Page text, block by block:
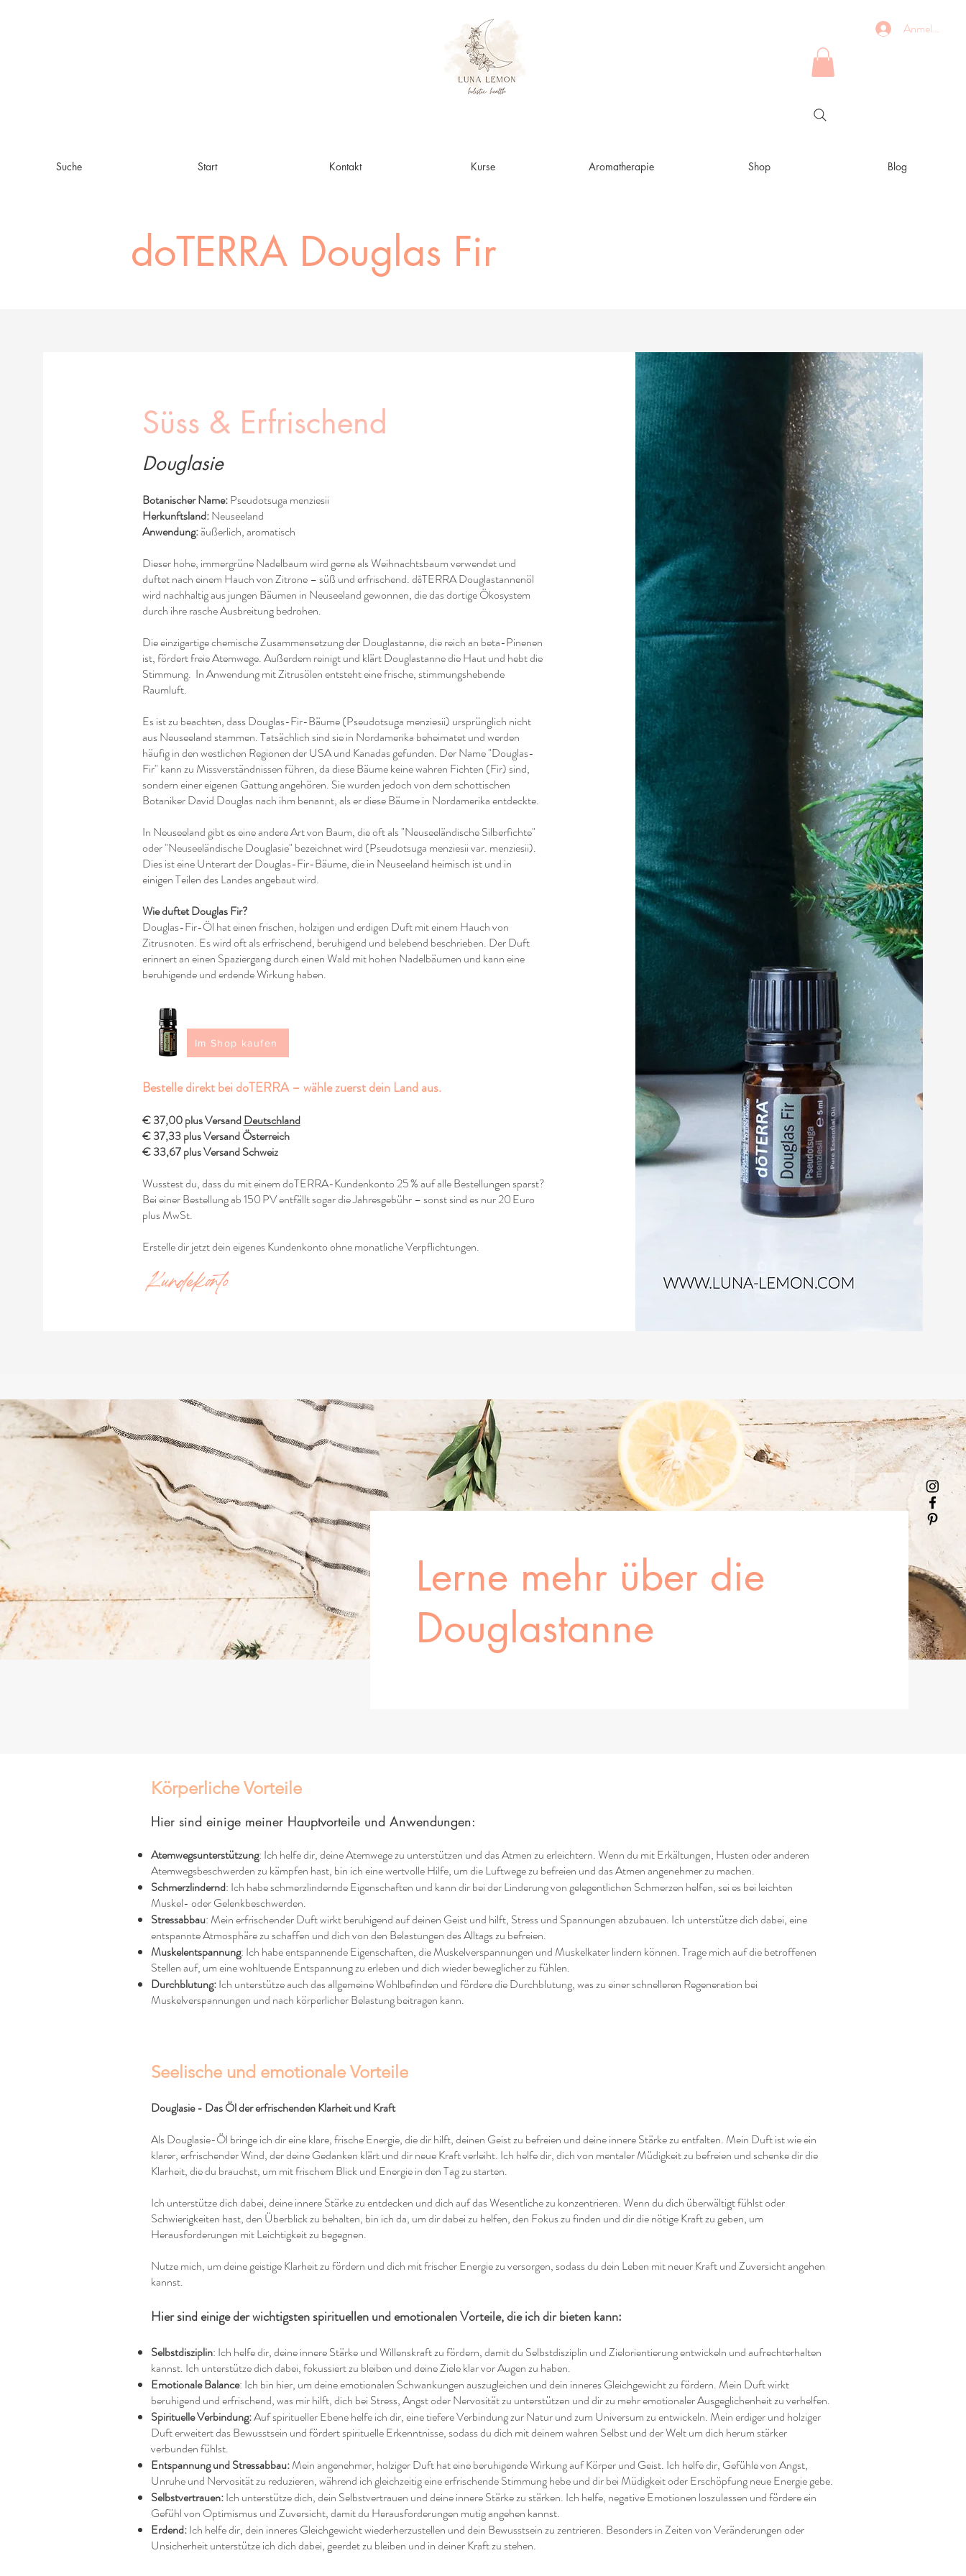
Anmelden
Suche Start Kontakt Kurse Aromatherapie Shop Blog
doTERRA Douglas Fir
Süss & Erfrischend
Douglasie
Botanischer Name:Pseudotsuga menziesii
Herkunftsland:Neuseeland
Anwendung:äußerlich, aromatisch
Dieser hohe, immergrüne Nadelbaum wird gerne als Weihnachtsbaum verwendet und
duftet nach einem Hauch von Zitrone – süß und erfrischend. dōTERRA Douglastannenöl
wird nachhaltig aus jungen Bäumen in Neuseeland gewonnen, die das dortige Ökosystem
durch ihre rasche Ausbreitung bedrohen.
Die einzigartige chemische Zusammensetzung der Douglastanne, die reich an beta-Pinenen
ist, fördert freie Atemwege. Außerdem reinigt und klärt Douglastanne die Haut und hebt die
Stimmung. In Anwendung mit Zitrusölen entsteht eine frische, stimmungshebende
Raumluft.
Es ist zu beachten, dass Douglas-Fir-Bäume (Pseudotsuga menziesii) ursprünglich nicht
aus Neuseeland stammen. Tatsächlich sind sie in Nordamerika beheimatet und werden
häufig in den westlichen Regionen der USA und Kanadas gefunden. Der Name "Douglas-
Fir" kann zu Missverständnissen führen, da diese Bäume keine wahren Fichten (Fir) sind,
sondern einer eigenen Gattung angehören. Sie wurden jedoch von dem schottischen
Botaniker David Douglas nach ihm benannt, als er diese Bäume in Nordamerika entdeckte.
In Neuseeland gibt es eine andere Art von Baum, die oft als "Neuseeländische Silberfichte"
oder "Neuseeländische Douglasie" bezeichnet wird (Pseudotsuga menziesii var. menziesii).
Dies ist eine Unterart der Douglas-Fir-Bäume, die in Neuseeland heimisch ist und in
einigen Teilen des Landes angebaut wird.
Wie duftet Douglas Fir?
Douglas-Fir-Öl hat einen frischen, holzigen und erdigen Duft mit einem Hauch von
Zitrusnoten. Es wird oft als erfrischend, beruhigend und belebend beschrieben. Der Duft
erinnert an einen Spaziergang durch einen Wald mit hohen Nadelbäumen und kann eine
beruhigende und erdende Wirkung haben.
Im Shop kaufen
Bestelle direkt bei doTERRA – wähle zuerst dein Land aus.
€ 37,00 plus VersandDeutschland
€ 37,33 plus Versand Österreich
€ 33,67 plus Versand Schweiz
Wusstest du, dass du mit einem doTERRA-Kundenkonto 25 % auf alle Bestellungen sparst?
Bei einer Bestellung ab 150 PV entfällt sogar die Jahresgebühr – sonst sind es nur 20 Euro
plus MwSt.
Erstelle dir jetzt dein eigenes Kundenkonto ohne monatliche Verpflichtungen.
Kundekonto
Lerne mehr über die
Douglastanne
Körperliche Vorteile
Hier sind einige meiner Hauptvorteile und Anwendungen:
Atemwegsunterstützung: Ich helfe dir, deine Atemwege zu unterstützen und das Atmen zu erleichtern. Wenn du mit Erkältungen, Husten oder anderen
Atemwegsbeschwerden zu kämpfen hast, bin ich eine wertvolle Hilfe, um die Luftwege zu befreien und das Atmen angenehmer zu machen.
Schmerzlindernd: Ich habe schmerzlindernde Eigenschaften und kann dir bei der Linderung von gelegentlichen Schmerzen helfen, sei es bei leichten
Muskel- oder Gelenkbeschwerden.
Stressabbau: Mein erfrischender Duft wirkt beruhigend auf deinen Geist und hilft, Stress und Spannungen abzubauen. Ich unterstütze dich dabei, eine
entspannte Atmosphäre zu schaffen und dich von den Belastungen des Alltags zu befreien.
Muskelentspannung: Ich habe entspannende Eigenschaften, die Muskelverspannungen und Muskelkater lindern können. Trage mich auf die betroffenen
Stellen auf, um eine wohltuende Entspannung zu erleben und dich wieder beweglicher zu fühlen.
Durchblutung:Ich unterstütze auch das allgemeine Wohlbefinden und fördere die Durchblutung, was zu einer schnelleren Regeneration bei
Muskelverspannungen und nach körperlicher Belastung beitragen kann.
Seelische und emotionale Vorteile
Douglasie - Das Öl der erfrischenden Klarheit und Kraft
Als Douglasie-Öl bringe ich dir eine klare, frische Energie, die dir hilft, deinen Geist zu befreien und deine innere Stärke zu entfalten. Mein Duft ist wie ein
klarer, erfrischender Wind, der deine Gedanken klärt und dir neue Kraft verleiht. Ich helfe dir, dich von mentaler Müdigkeit zu befreien und schenke dir die
Klarheit, die du brauchst, um mit frischem Blick und Energie in den Tag zu starten.
Ich unterstütze dich dabei, deine innere Stärke zu entdecken und dich auf das Wesentliche zu konzentrieren. Wenn du dich überwältigt fühlst oder
Schwierigkeiten hast, den Überblick zu behalten, bin ich da, um dir dabei zu helfen, den Fokus zu finden und dir die nötige Kraft zu geben, um
Herausforderungen mit Leichtigkeit zu begegnen.
Nutze mich, um deine geistige Klarheit zu fördern und dich mit frischer Energie zu versorgen, sodass du dein Leben mit neuer Kraft und Zuversicht angehen
kannst.
Hier sind einige der wichtigsten spirituellen und emotionalen Vorteile, die ich dir bieten kann:
Selbstdisziplin: Ich helfe dir, deine innere Stärke und Willenskraft zu fördern, damit du Selbstdisziplin und Zielorientierung entwickeln und aufrechterhalten
kannst. Ich unterstütze dich dabei, fokussiert zu bleiben und deine Ziele klar vor Augen zu haben.
Emotionale Balance: Ich bin hier, um deine emotionalen Schwankungen auszugleichen und dein inneres Gleichgewicht zu fördern. Mein Duft wirkt
beruhigend und erfrischend, was mir hilft, dich bei Stress, Angst oder Nervosität zu unterstützen und dir zu mehr emotionaler Ausgeglichenheit zu verhelfen.
Spirituelle Verbindung:Auf spiritueller Ebene helfe ich dir, eine tiefere Verbindung zur Natur und zum Universum zu entwickeln. Mein erdiger und holziger
Duft erweitert das Bewusstsein und fördert spirituelle Erkenntnisse, sodass du dich mit deinem wahren Selbst und der Welt um dich herum stärker
verbunden fühlst.
Entspannung und Stressabbau:Mein angenehmer, holziger Duft hat eine beruhigende Wirkung auf Körper und Geist. Ich helfe dir, Gefühle von Angst,
Unruhe und Nervosität zu reduzieren, während ich gleichzeitig eine erfrischende Stimmung hebe und dir bei Müdigkeit oder Erschöpfung neue Energie gebe.
Selbstvertrauen:Ich unterstütze dich, dein Selbstvertrauen und deine innere Stärke zu stärken. Ich helfe, negative Emotionen loszulassen und fördere ein
Gefühl von Optimismus und Zuversicht, damit du Herausforderungen mutig angehen kannst.
Erdend:Ich helfe dir, dein inneres Gleichgewicht wiederherzustellen und dein Bewusstsein zu zentrieren. Besonders in Zeiten von Veränderungen oder
Unsicherheit unterstütze ich dich dabei, geerdet zu bleiben und in deiner Kraft zu stehen.